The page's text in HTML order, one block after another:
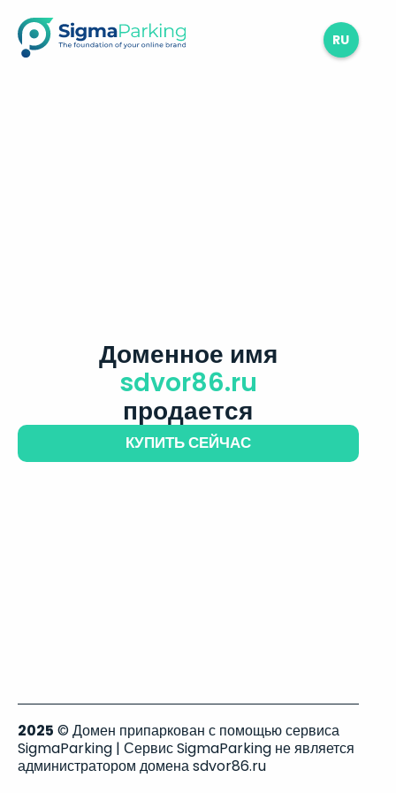
RU
Доменное имя
sdvor86.ru
продается
КУПИТЬ СЕЙЧАС
2025 © Домен припаркован с помощью сервиса
SigmaParking | Сервис SigmaParking не является
администратором домена sdvor86.ru